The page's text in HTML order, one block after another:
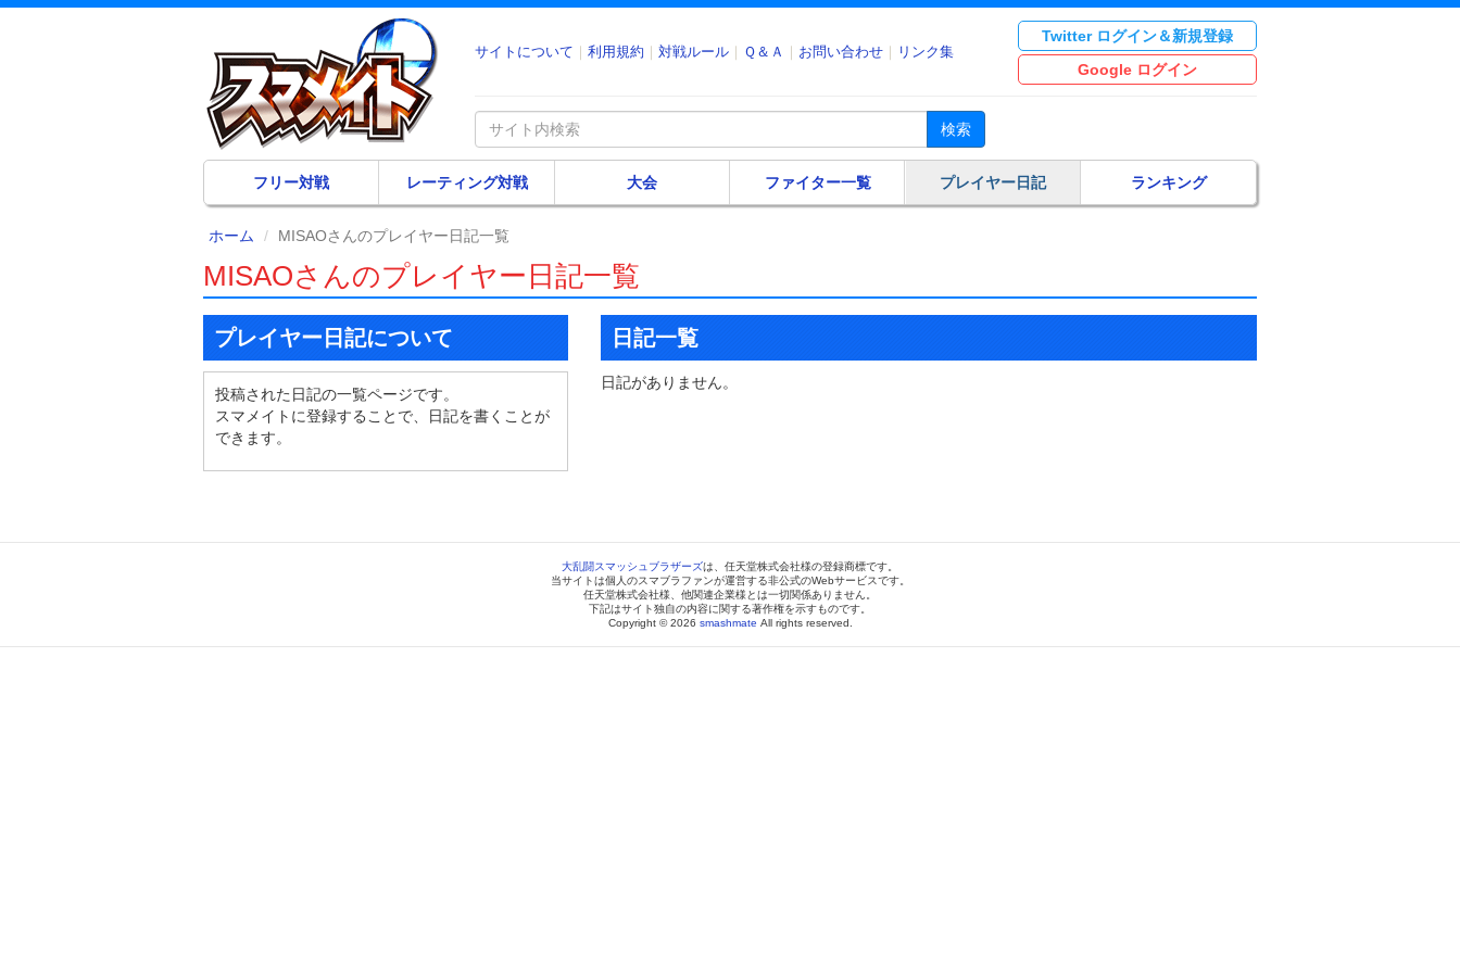
サイトについて 利用規約 対戦ルール Ｑ＆Ａ お問い合わせ リンク集
Twitter ログイン＆新規登録
Google ログイン
検索
フリー対戦 レーティング対戦 大会 ファイター一覧 プレイヤー日記 ランキング
ホーム MISAOさんのプレイヤー日記一覧
MISAOさんのプレイヤー日記一覧
プレイヤー日記について
投稿された日記の一覧ページです。
スマメイトに登録することで、日記を書くことが
できます。
日記一覧
日記がありません。
大乱闘スマッシュブラザーズは、任天堂株式会社様の登録商標です。
当サイトは個人のスマブラファンが運営する非公式のWebサービスです。
任天堂株式会社様、他関連企業様とは一切関係ありません。
下記はサイト独自の内容に関する著作権を示すものです。
Copyright © 2026 smashmate All rights reserved.